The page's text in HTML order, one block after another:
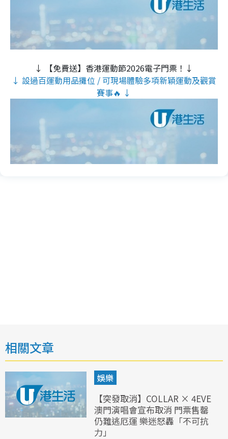
↓ 【免費送】香港運動節2026電子門票！↓
↓ 設過百運動用品攤位 / 可現場體驗多項新穎運動及觀賞
賽事🔥 ↓
相關文章
娛樂
【突發取消】COLLAR × 4EVE
澳門演唱會宣布取消 門票售罄
仍難逃厄運 樂迷怒轟「不可抗
力」